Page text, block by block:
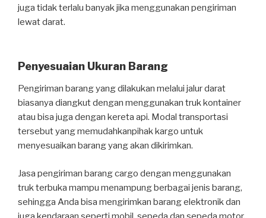
juga tidak terlalu banyak jika menggunakan pengiriman
lewat darat.
Penyesuaian Ukuran Barang
Pengiriman barang yang dilakukan melalui jalur darat
biasanya diangkut dengan menggunakan truk kontainer
atau bisa juga dengan kereta api. Modal transportasi
tersebut yang memudahkanpihak kargo untuk
menyesuaikan barang yang akan dikirimkan.
Jasa pengiriman barang cargo dengan menggunakan
truk terbuka mampu menampung berbagai jenis barang,
sehingga Anda bisa mengirimkan barang elektronik dan